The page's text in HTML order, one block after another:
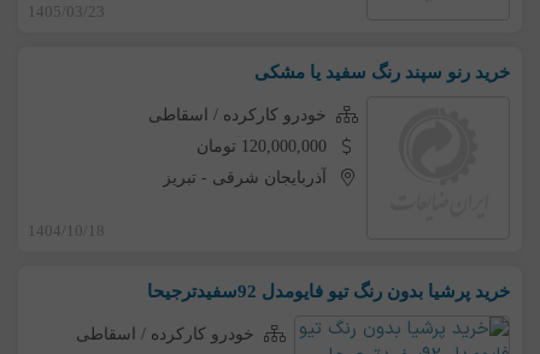
1405/03/23
خرید رنو سپند رنگ سفید یا مشکی
خودرو کارکرده / اسقاطی
120,000,000 تومان
آذربایجان شرقی - تبریز
1404/10/18
خرید پرشیا بدون رنگ تیو فایومدل 92سفیدترجیحا
خودرو کارکرده / اسقاطی